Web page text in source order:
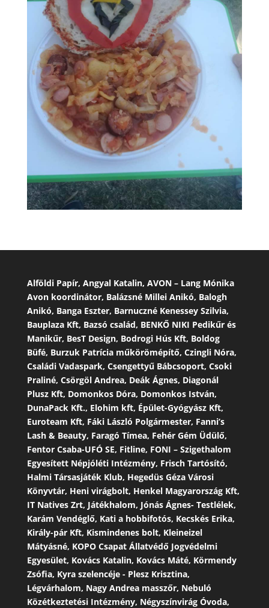
Alföldi Papír, Angyal Katalin, AVON – Lang Mónika
Avon koordinátor, Balázsné Millei Anikó, Balogh
Anikó, Banga Eszter, Barnuczné Kenessey Szilvia,
Bauplaza Kft, Bazsó család, BENKŐ NIKI Pedikűr és
Manikűr, BesT Design, Bodrogi Hús Kft, Boldog
Büfé, Burzuk Patrícia műkörömépítő, Czingli Nóra,
Családi Vadaspark, Csengettyű Bábcsoport, Csoki
Praliné, Csörgöl Andrea, Deák Ágnes, Diagonál
Plusz Kft, Domonkos Dóra, Domonkos István,
DunaPack Kft., Elohim kft, Épület-Gyógyász Kft,
Euroteam Kft, Fáki László Polgármester, Fanni’s
Lash & Beauty, Faragó Tímea, Fehér Gém Üdülő,
Fentor Csaba-UFÓ SE, Fitline, FONI – Szigethalom
Egyesített Népjóléti Intézmény, Frisch Tartósító,
Halmi Társasjáték Klub, Hegedüs Géza Városi
Könyvtár, Heni virágbolt, Henkel Magyarország Kft,
IT Natives Zrt, Játékhalom, Jónás Ágnes- Testlélek,
Karám Vendéglő, Kati a hobbifotós, Kecskés Erika,
Király-pár Kft, Kismindenes bolt, Kleineizel
Mátyásné, KOPO Csapat Állatvédő Jogvédelmi
Egyesület, Kovács Katalin, Kovács Máté, Körmendy
Zsófia, Kyra szelencéje - Plesz Krisztina,
Légvárhalom, Nagy Andrea masszőr, Nebuló
Közétkeztetési Intézmény, Négyszínvirág Óvoda,